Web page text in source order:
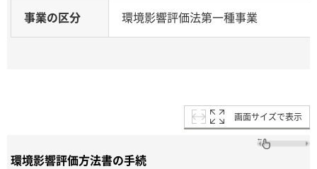
事業の区分 環境影響評価法第一種事業
画面サイズで表示
環境影響評価方法書の手続